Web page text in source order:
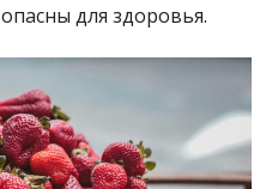
для здоровья.